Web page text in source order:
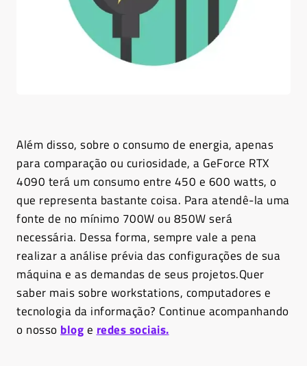
Além disso, sobre o consumo de energia, apenas
para comparação ou curiosidade, a GeForce RTX
4090 terá um consumo entre 450 e 600 watts, o
que representa bastante coisa. Para atendê-la uma
fonte de no mínimo 700W ou 850W será
necessária. Dessa forma, sempre vale a pena
realizar a análise prévia das configurações de sua
máquina e as demandas de seus projetos.Quer
saber mais sobre workstations, computadores e
tecnologia da informação? Continue acompanhando
o nosso bloge redes sociais.